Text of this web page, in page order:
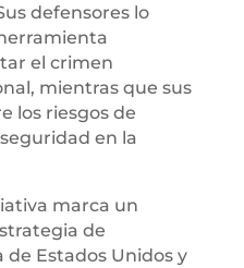
defensores lo
el crimen
mientras que sus
los riesgos de
en la
marca un
de
Estados Unidos y